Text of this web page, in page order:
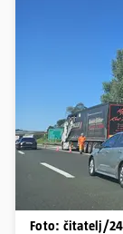
Foto: čitatelj/